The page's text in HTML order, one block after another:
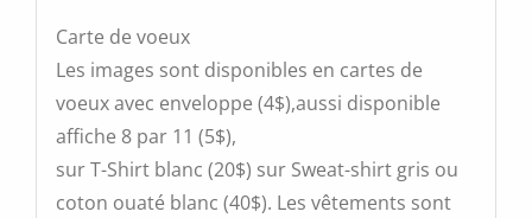
Carte de voeux
Les images sont disponibles en cartes de
voeux avec enveloppe (4$),aussi disponible
affiche 8 par 11 (5$),
sur T-Shirt blanc (20$) sur Sweat-shirt gris ou
coton ouaté blanc (40$). Les vêtements sont